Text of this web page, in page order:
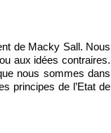
de Macky Sall. Nous
aux idées contraires.
nous sommes dans
principes de l’Etat de